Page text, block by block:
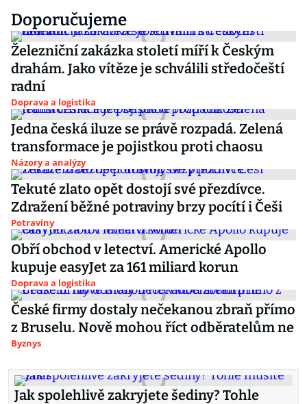
Doporučujeme
Železniční zakázka století míří k Českým
drahám. Jako vítěze je schválili středočeští
radní
Doprava a logistika
Jedna česká iluze se právě rozpadá. Zelená
transformace je pojistkou proti chaosu
Názory a analýzy
Tekuté zlato opět dostojí své přezdívce.
Zdražení běžné potraviny brzy pocítí i Češi
Potraviny
Obří obchod v letectví. Americké Apollo
kupuje easyJet za 161 miliard korun
Doprava a logistika
České firmy dostaly nečekanou zbraň přímo
z Bruselu. Nově mohou říct odběratelům ne
Byznys
Jak spolehlivě zakryjete šediny? Tohle